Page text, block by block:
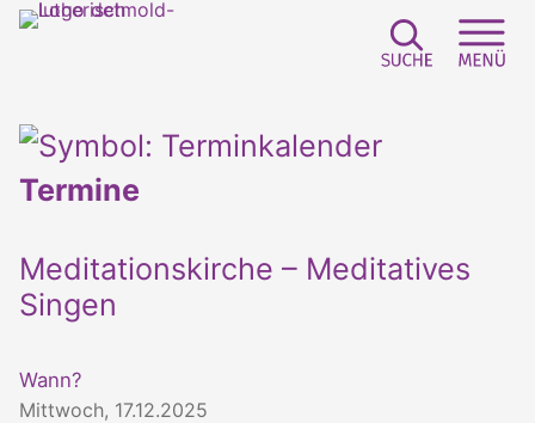
Termine
Meditationskirche – Meditatives
Singen
Wann?
Mittwoch, 17.12.2025